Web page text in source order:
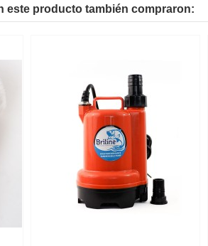
este producto también compraron: